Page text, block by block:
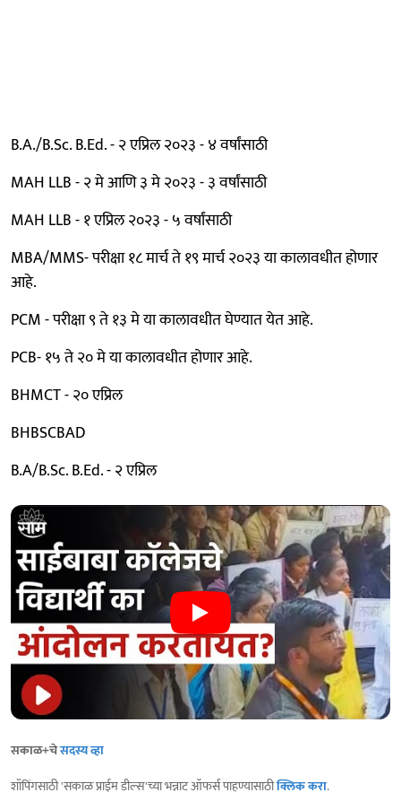
B.A./B.Sc. B.Ed. - २ एप्रिल २०२३ - ४ वर्षांसाठी
MAH LLB - २ मे आणि ३ मे २०२३ - ३ वर्षांसाठी
MAH LLB - १ एप्रिल २०२३ - ५ वर्षांसाठी
MBA/MMS- परीक्षा १८ मार्च ते १९ मार्च २०२३ या कालावधीत होणार
आहे.
PCM - परीक्षा ९ ते १३ मे या कालावधीत घेण्यात येत आहे.
PCB- १५ ते २० मे या कालावधीत होणार आहे.
BHMCT - २० एप्रिल
BHBSCBAD
B.A/B.Sc. B.Ed. - २ एप्रिल
सकाळ+चेसदस्य व्हा
शॉपिंगसाठी 'सकाळ प्राईम डील्स'च्या भन्नाट ऑफर्स पाहण्यासाठीक्लिक करा.